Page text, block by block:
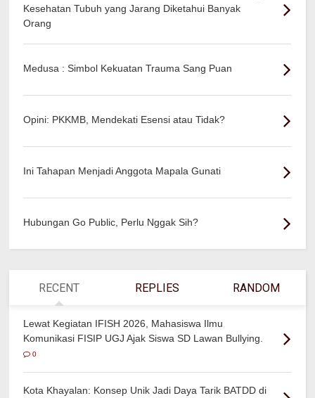
Kesehatan Tubuh yang Jarang Diketahui Banyak
Orang
Medusa : Simbol Kekuatan Trauma Sang Puan
Opini: PKKMB, Mendekati Esensi atau Tidak?
Ini Tahapan Menjadi Anggota Mapala Gunati
Hubungan Go Public, Perlu Nggak Sih?
RECENT REPLIES RANDOM
Lewat Kegiatan IFISH 2026, Mahasiswa Ilmu
Komunikasi FISIP UGJ Ajak Siswa SD Lawan Bullying.
0
Kota Khayalan: Konsep Unik Jadi Daya Tarik BATDD di